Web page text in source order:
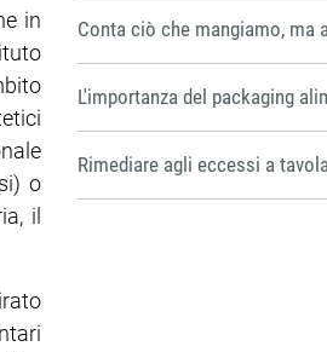
in
o
il
Conta ciò che mangiamo, ma
L'importanza del packaging
Rimediare agli eccessi a